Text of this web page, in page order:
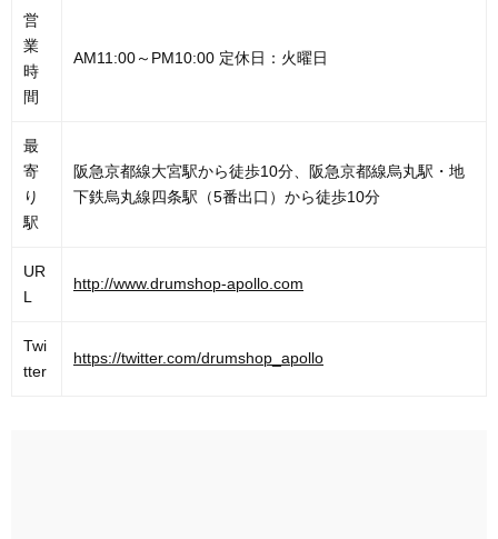
営
業
時
間
AM11:00～PM10:00 定休日：火曜日
最
寄
り
駅
阪急京都線大宮駅から徒歩10分、阪急京都線烏丸駅・地
下鉄烏丸線四条駅（5番出口）から徒歩10分
UR
L
http://www.drumshop-apollo.com
Twi
tter
https://twitter.com/drumshop_apollo